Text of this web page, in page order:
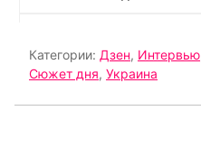
Категории: Дзен, Интервью
Сюжет дня, Украина